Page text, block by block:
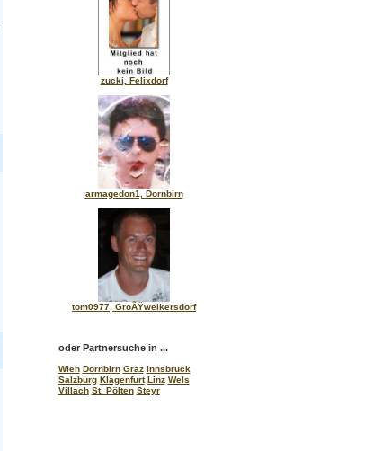
zucki, Felixdorf
armagedon1, Dornbirn
tom0977, GroÃŸweikersdorf
oder Partnersuche in ...
Wien Dornbirn Graz Innsbruck
Salzburg Klagenfurt Linz Wels
Villach St. Pölten Steyr